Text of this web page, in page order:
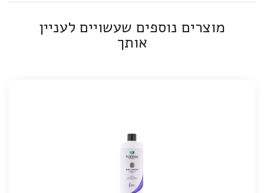
מוצרים נוספים שעשויים לעניין
אותך